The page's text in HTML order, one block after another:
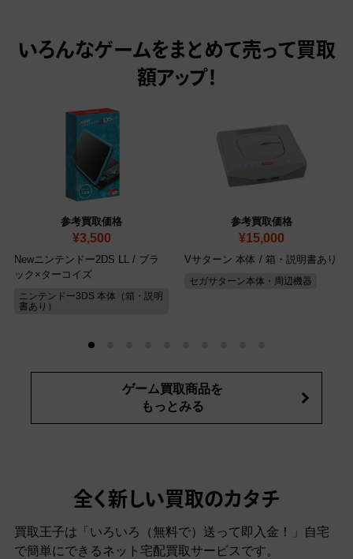
いろんなゲームをまとめて売って買取
額アップ！
参考買取価格
¥3,500
Newニンテンドー2DS LL / ブラ
ック×ターコイズ
ニンテンドー3DS 本体（箱・説明
書あり）
参考買取価格
¥15,000
Vサターン 本体 / 箱・説明書あり
セガサターン本体・周辺機器
ゲーム買取商品を
もっとみる
全く新しい買取のカタチ
買取王子は「いろいろ（無料で）送って即入金！」自宅
で簡単にできるネット宅配買取サービスです。